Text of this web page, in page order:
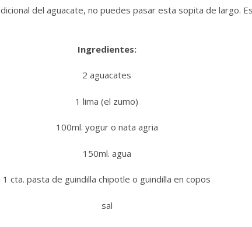
del aguacate, no puedes pasar esta sopita de largo.
Ingredientes:
2 aguacates
1 lima (el zumo)
100ml. yogur o nata agria
150ml. agua
1 cta. pasta de guindilla chipotle o guindilla en copos
sal